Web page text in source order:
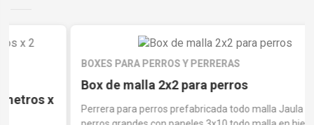
BOXES PARA PERROS Y PERRERAS
Box de malla 2x2 para perros
Perrera para perros prefabricada todo malla Jaula para